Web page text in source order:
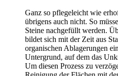
Ganz so pflegeleicht wie
übrigens auch nicht. So
Steine nachgefüllt werden.
bildet sich mit der Zeit aus
organischen Ablagerungen
Untergrund, auf dem das
Um diesen Prozess zu